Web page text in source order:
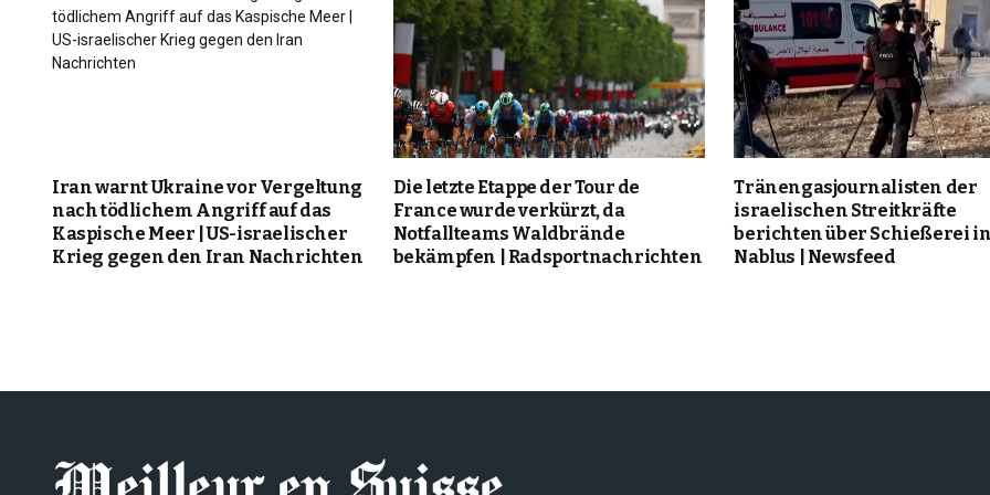
Iran warnt Ukraine vor Vergeltung
nach tödlichem Angriff auf das
Kaspische Meer | US-israelischer
Krieg gegen den Iran Nachrichten
Die letzte Etappe der Tour de
France wurde verkürzt, da
Notfallteams Waldbrände
bekämpfen | Radsportnachrichten
Tränengasjournalisten der
israelischen Streitkräfte
berichten über Schießerei
Nablus | Newsfeed